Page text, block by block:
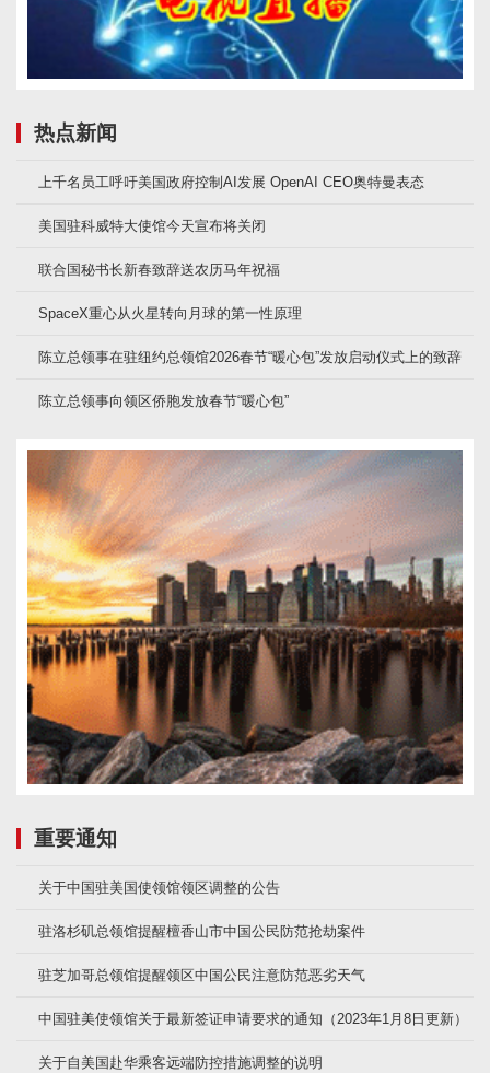
热点新闻
上千名员工呼吁美国政府控制AI发展 OpenAI CEO奥特曼表态
美国驻科威特大使馆今天宣布将关闭
联合国秘书长新春致辞送农历马年祝福
SpaceX重心从火星转向月球的第一性原理
陈立总领事在驻纽约总领馆2026春节“暖心包”发放启动仪式上的致辞
陈立总领事向领区侨胞发放春节“暖心包”
重要通知
关于中国驻美国使领馆领区调整的公告
驻洛杉矶总领馆提醒檀香山市中国公民防范抢劫案件
驻芝加哥总领馆提醒领区中国公民注意防范恶劣天气
中国驻美使领馆关于最新签证申请要求的通知（2023年1月8日更新）
关于自美国赴华乘客远端防控措施调整的说明